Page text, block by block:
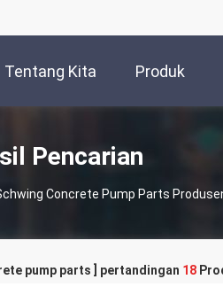
Tentang Kita Produk
Pencarian
Concrete Pump Parts
pump parts ] pertandingan 18